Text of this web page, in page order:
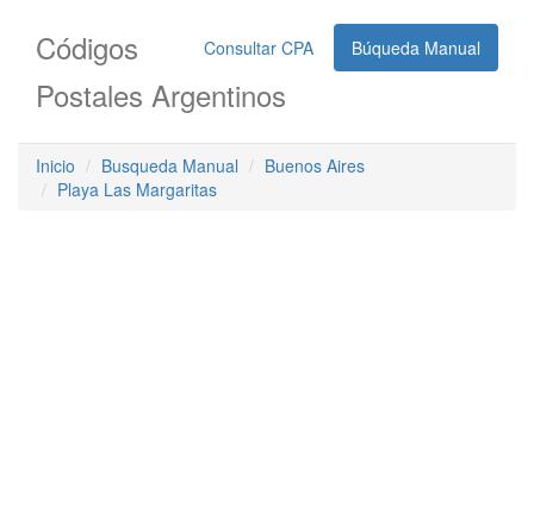
Consultar CPA Búqueda Manual
Códigos
Postales Argentinos
Inicio Busqueda Manual
Buenos Aires
Playa Las Margaritas